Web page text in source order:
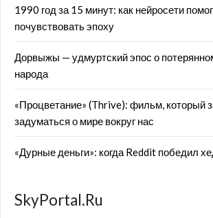
1990 год за 15 минут: как нейросети
почувствовать эпоху
Дорвыжы — удмуртский эпос о
народа
«Процветание» (Thrive): фильм, который
задуматься о мире вокруг нас
«Дурные деньги»: когда Reddit победил
SkyPortal.Ru